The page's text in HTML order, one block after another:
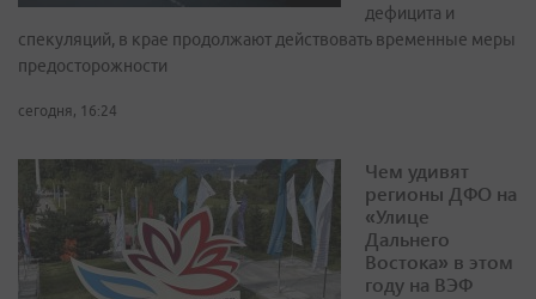
дефицита и
спекуляций, в крае продолжают действовать временные меры
предосторожности
сегодня, 16:24
Чем удивят
регионы ДФО на
«Улице
Дальнего
Востока» в этом
году на ВЭФ